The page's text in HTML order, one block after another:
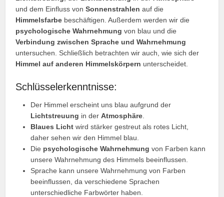
und dem Einfluss vonSonnenstrahlen auf die
Himmelsfarbe beschäftigen. Außerdem werden wir die
psychologische Wahrnehmung von blau und die
Verbindung zwischen Sprache und Wahrnehmung
untersuchen. Schließlich betrachten wir auch, wie sich der
Himmel auf anderen Himmelskörpern unterscheidet.
Schlüsselerkenntnisse:
Der Himmel erscheint uns blau aufgrund der
Lichtstreuung in derAtmosphäre
Blaues Licht wird stärker gestreut als rotes Licht,
daher sehen wir den Himmel blau.
Die psychologische Wahrnehmung von Farben kann
unsere Wahrnehmung des Himmels beeinflussen.
Sprache kann unsere Wahrnehmung von Farben
beeinflussen, da verschiedene Sprachen
unterschiedliche Farbwörter haben.